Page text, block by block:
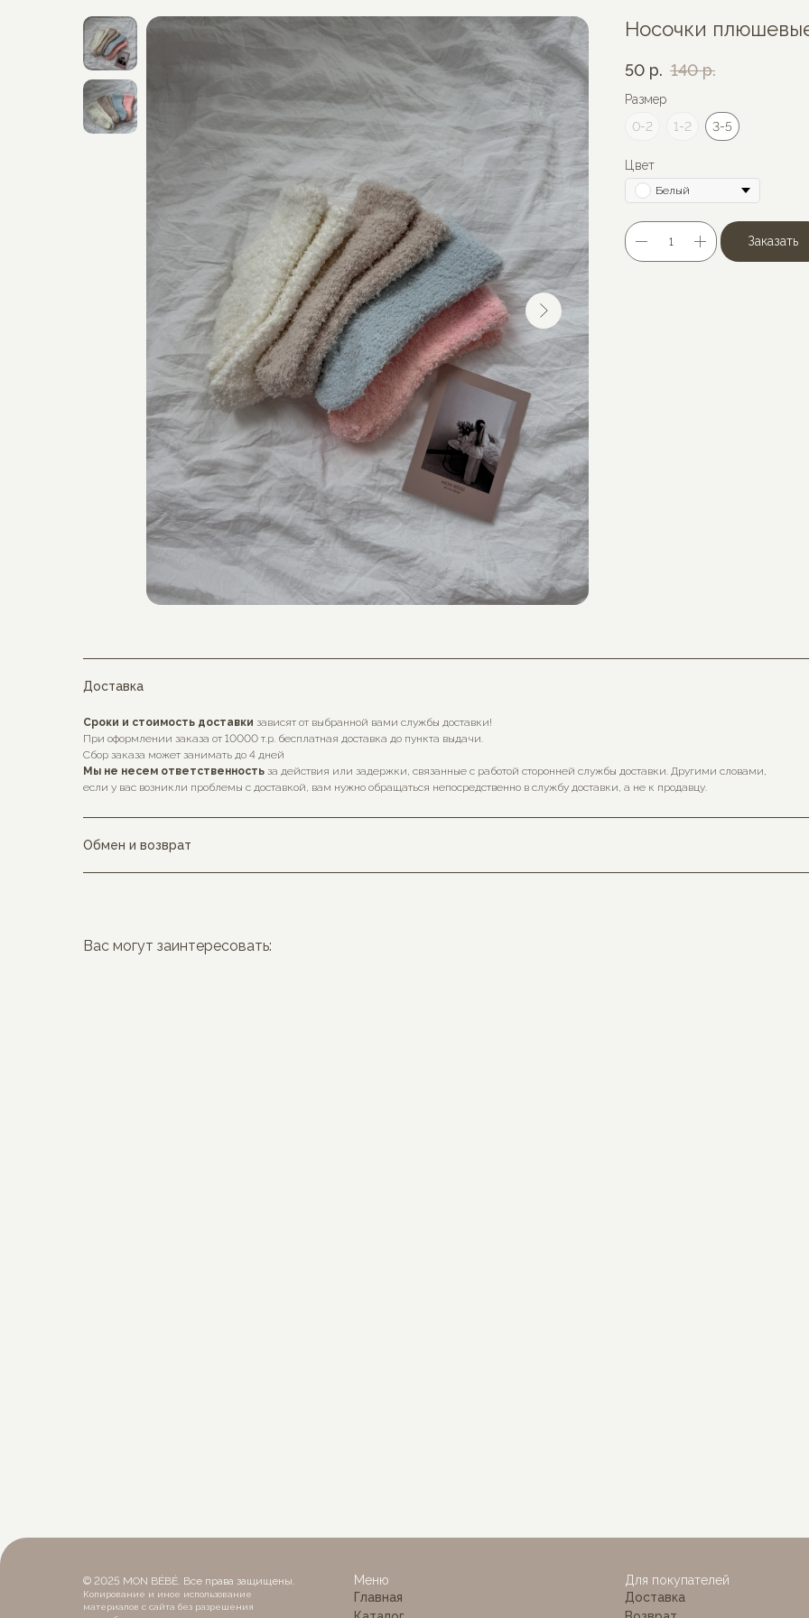
Носочки
50 р. 140 р.
Размер
0-2
1-2 3-5
Цвет
Белый
Заказать
Доставка
Сроки и стоимость доставки зависят от выбранной вами службы доставки!
При оформлении заказа от 10000 т.р. бесплатная доставка до пункта выдачи.
Сбор заказа может занимать до 4 дней
Мы не несем ответственность за действия или задержки, связанные с работой сторонней службы доставки. Другими словами,
если у вас возникли проблемы с доставкой, вам нужно обращаться непосредственно в службу доставки, а не к продавцу.
Обмен и возврат
Вас могут заинтересовать:
© 2025 MON BÉBÉ. Все права защищены.
Копирование и иное использование
материалов с сайта без разрешения
Меню
Главная
Для покупателей
Доставка